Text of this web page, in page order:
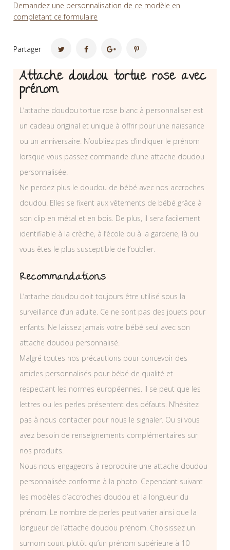
Demandez une personnalisation de ce modèle en
completant ce formulaire
Partager
Attache doudou tortue rose avec
prénom
L’attache doudou tortue rose blanc à personnaliser est
un cadeau original et unique à offrir pour une naissance
ou un anniversaire. N’oubliez pas d’indiquer le prénom
lorsque vous passez commande d’une attache doudou
personnalisée.
Ne perdez plus le doudou de bébé avec nos accroches
doudou. Elles se fixent aux vêtements de bébé grâce à
son clip en métal et en bois. De plus, il sera facilement
identifiable à la crèche, à l’école ou à la garderie, là ou
vous êtes le plus susceptible de l’oublier.
Recommandations
L’attache doudou doit toujours être utilisé sous la
surveillance d’un adulte. Ce ne sont pas des jouets pour
enfants. Ne laissez jamais votre bébé seul avec son
attache doudou personnalisé.
Malgré toutes nos précautions pour concevoir des
articles personnalisés pour bébé de qualité et
respectant les normes européennes. Il se peut que les
lettres ou les perles présentent des défauts. N’hésitez
pas à nous contacter pour nous le signaler. Ou si vous
avez besoin de renseignements complémentaires sur
nos produits.
Nous nous engageons à reproduire une attache doudou
personnalisée conforme à la photo. Cependant suivant
les modèles d’accroches doudou et la longueur du
prénom. Le nombre de perles peut varier ainsi que la
longueur de l’attache doudou prénom. Choisissez un
surnom court plutôt qu’un prénom supérieure à 10